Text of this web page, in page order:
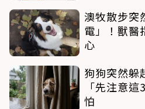
澳牧散步突
電」！獸醫
心
狗狗突然躲
「先注意
怕